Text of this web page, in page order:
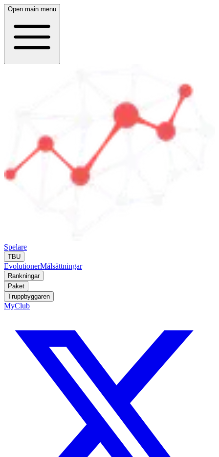
Open main menu
Spelare
TBU
EvolutionerMålsättningar
Rankningar
Paket
Truppbyggaren
MyClub